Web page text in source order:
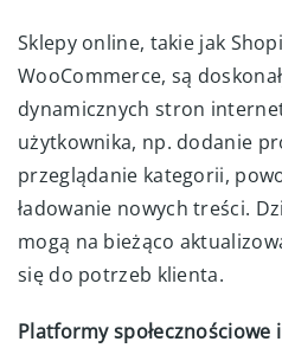
Sklepy online, takie jak
WooCommerce, są
dynamicznych stron
użytkownika, np. dodanie
przeglądanie kategorii,
ładowanie nowych treści.
mogą na bieżąco
się do potrzeb klienta.
Platformy